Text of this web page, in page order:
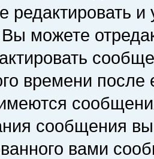
редактировать и
можете
времени
сообщения
вами